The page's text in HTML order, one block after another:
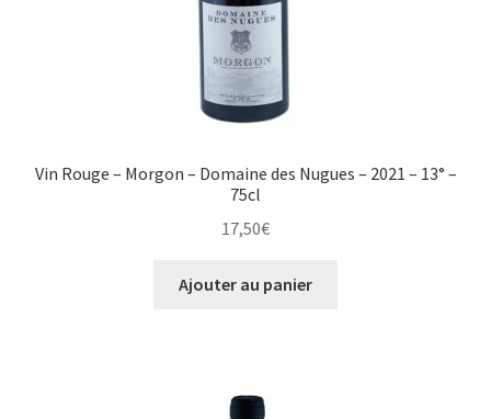
Vin Rouge – Morgon – Domaine des Nugues – 2021 – 13° –
75cl
17,50€
Ajouter au panier